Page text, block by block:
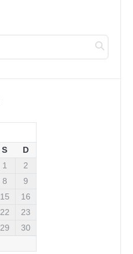
S
D
1
2
8
9
15
16
22
23
29
30